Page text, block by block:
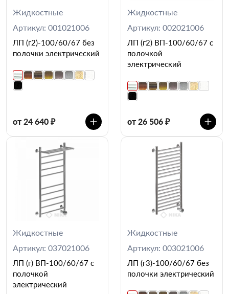
Жидкостные
Артикул: 001021006
ЛП (г2)-100/60/67 без
полочки электрический
от 24 640 ₽
Жидкостные
Артикул: 002021006
ЛП (г2) ВП-100/60/67 с
полочкой
электрический
от 26 506 ₽
Жидкостные
Артикул: 037021006
ЛП (г) ВП-100/60/67 с
полочкой
электрический
Жидкостные
Артикул: 003021006
ЛП (г3)-100/60/67 без
полочки электрический